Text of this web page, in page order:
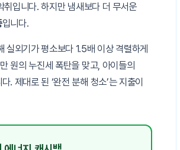
취입니다. 하지만 냄새보다 더 무서운
입니다.
외기가 평소보다 1.5배 이상 격렬하게
원의 누진세 폭탄을 맞고, 아이들의
. 제대로 된 ‘완전 분해 청소’는 지출이